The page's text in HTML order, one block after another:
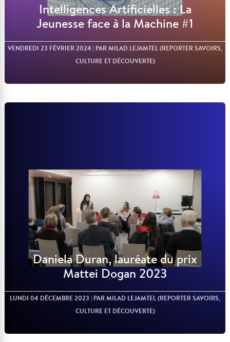
Intelligences Artificielles : La
Jeunesse face à la Machine #1
VENDREDI 23 FÉVRIER 2024 | PAR MILAD LEJAMTEL (REPORTER SAVOIRS,
CULTURE ET DÉCOUVERTE)
Daniela Duran, lauréate du prix
Mattei Dogan 2023
LUNDI 04 DÉCEMBRE 2023 | PAR MILAD LEJAMTEL (REPORTER SAVOIRS,
CULTURE ET DÉCOUVERTE)